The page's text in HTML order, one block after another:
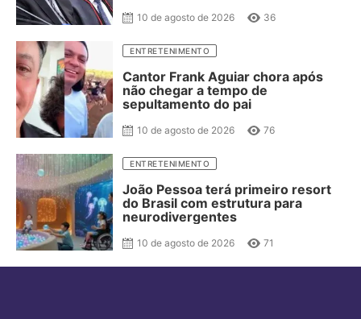
10 de agosto de 2026 36
ENTRETENIMENTO
Cantor Frank Aguiar chora após
não chegar a tempo de
sepultamento do pai
10 de agosto de 2026 76
ENTRETENIMENTO
João Pessoa terá primeiro resort
do Brasil com estrutura para
neurodivergentes
10 de agosto de 2026 71